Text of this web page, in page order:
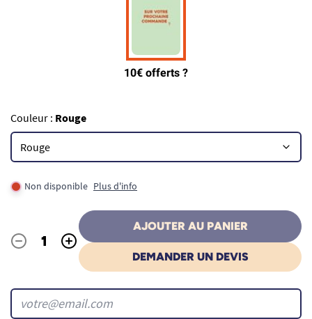
Couleur : Rouge
Non disponible Plus d'info
Quantité
- +
AJOUTER AU PANIER
DEMANDER UN DEVIS